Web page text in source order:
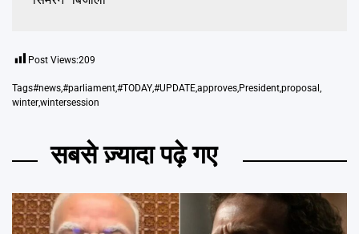
Post Views:209
Tags#news,#parliament,#TODAY,#UPDATE,approves,President,proposal,
winter,wintersession
सबसे ज़्यादा पढ़े गए